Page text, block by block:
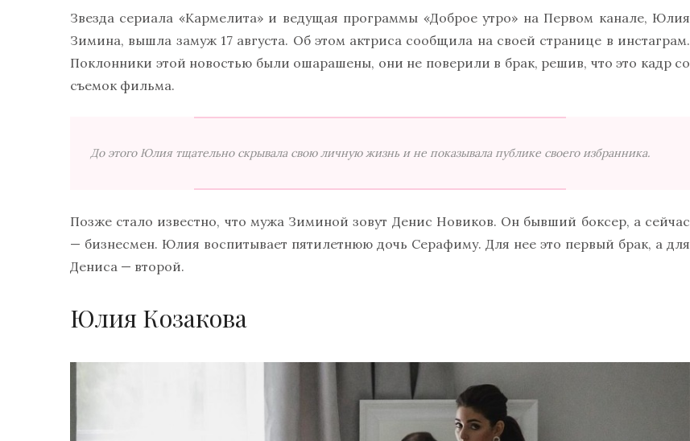
Звезда сериала «Кармелита» и ведущая программы «Доброе утро» на Первом канале, Юлия
Зимина, вышла замуж 17 августа. Об этом актриса сообщила на своей странице в инстаграм.
Поклонники этой новостью были ошарашены, они не поверили в брак, решив, что это кадр со
съемок фильма.
До этого Юлия тщательно скрывала свою личную жизнь и не показывала публике своего избранника.
Позже стало известно, что мужа Зиминой зовут Денис Новиков. Он бывший боксер, а сейчас
— бизнесмен. Юлия воспитывает пятилетнюю дочь Серафиму. Для нее это первый брак, а для
Дениса — второй.
Юлия Козакова